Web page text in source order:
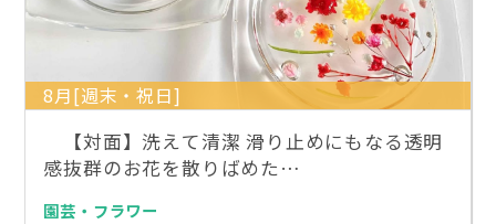
8月[週末・祝日]
【対面】洗えて清潔 滑り止めにもなる透明
感抜群のお花を散りばめた…
園芸・フラワー